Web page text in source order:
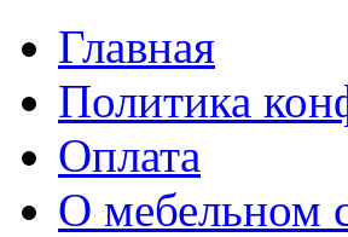
Главная
Политика
Оплата
О мебельном